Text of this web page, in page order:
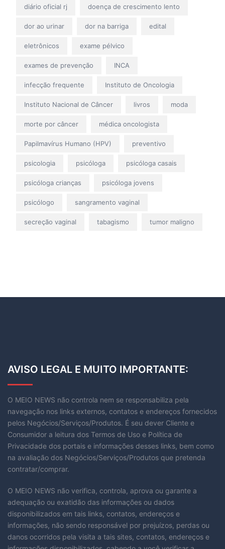
diário oficial rj doença de crescimento lento
dor ao urinar dor na barriga edital
eletrônicos exame pélvico
exames de prevenção INCA
infecção frequente Instituto de Oncologia
Instituto Nacional de Câncer livros moda
morte por câncer médica oncologista
Papilmavírus Humano (HPV) preventivo
psicologia psicóloga psicóloga casais
psicóloga crianças psicóloga jovens
psicólogo sangramento vaginal
secreção vaginal tabagismo tumor maligno
AVISO LEGAL E MUITO IMPORTANTE:
O MEIO NEWS não controla nem se responsabiliza pela
navegação nos links externos, contatos e endereços fornecidos
pelos Negócios/Serviços/Produtos. É seu dever Cliente e
Consumidor a leitura dos Termos de Uso e Política de
Privacidade dos portais e informações desses links, bem como
na avaliação dos Negócios/Serviços/Produtos que pretenda
contratar/comprar.
O MEIO NEWS não verifica, controla, aprova ou garante a
adequação ou exatidão das informações ou dados
disponibilizados em tais links, contatos, endereços e
informações, não sendo responsável por prejuízos, perdas ou
danos ocorridos pela visita a tais sites, contatos, endereços e